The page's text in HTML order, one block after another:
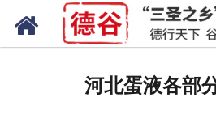
河北蛋液各部